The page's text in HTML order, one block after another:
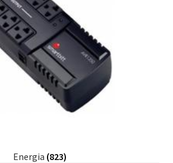
Energia (823)